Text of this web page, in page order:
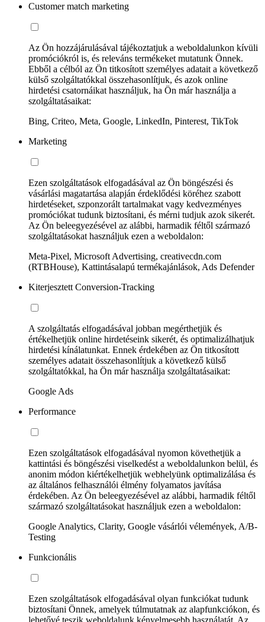
Customer match marketing
Az Ön hozzájárulásával tájékoztatjuk a weboldalunkon kívüli
promóciókról is, és releváns termékeket mutatunk Önnek.
Ebből a célból az Ön titkosított személyes adatait a következő
külső szolgáltatókkal összehasonlítjuk, és azok online
hirdetési csatornáikat használjuk, ha Ön már használja a
szolgáltatásaikat:
Bing, Criteo, Meta, Google, LinkedIn, Pinterest, TikTok
Marketing
Ezen szolgáltatások elfogadásával az Ön böngészési és
vásárlási magatartása alapján érdeklődési köréhez szabott
hirdetéseket, szponzorált tartalmakat vagy kedvezményes
promóciókat tudunk biztosítani, és mérni tudjuk azok sikerét.
Az Ön beleegyezésével az alábbi, harmadik féltől származó
szolgáltatásokat használjuk ezen a weboldalon:
Meta-Pixel, Microsoft Advertising, creativecdn.com
(RTBHouse), Kattintásalapú termékajánlások, Ads Defender
Kiterjesztett Conversion-Tracking
A szolgáltatás elfogadásával jobban megérthetjük és
értékelhetjük online hirdetéseink sikerét, és optimalizálhatjuk
hirdetési kínálatunkat. Ennek érdekében az Ön titkosított
személyes adatait összehasonlítjuk a következő külső
szolgáltatókkal, ha Ön már használja szolgáltatásaikat:
Google Ads
Performance
Ezen szolgáltatások elfogadásával nyomon követhetjük a
kattintási és böngészési viselkedést a weboldalunkon belül, és
anonim módon kiértékelhetjük webhelyünk optimalizálása és
az általános felhasználói élmény folyamatos javítása
érdekében. Az Ön beleegyezésével az alábbi, harmadik féltől
származó szolgáltatásokat használjuk ezen a weboldalon:
Google Analytics, Clarity, Google vásárlói vélemények, A/B-
Testing
Funkcionális
Ezen szolgáltatások elfogadásával olyan funkciókat tudunk
biztosítani Önnek, amelyek túlmutatnak az alapfunkciókon, és
lehetővé teszik weboldalunk kényelmesebb használatát. Az